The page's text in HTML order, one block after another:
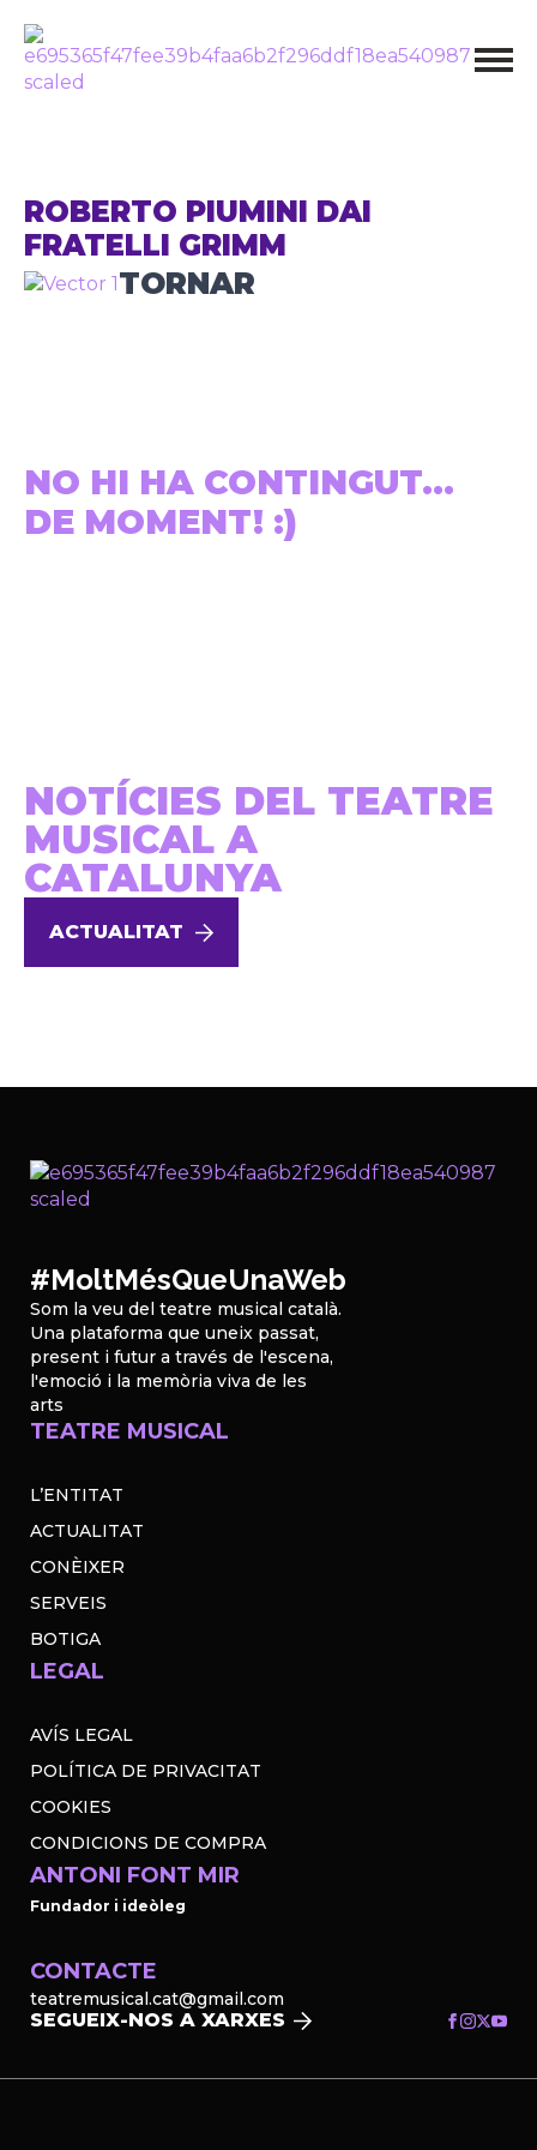
ROBERTO PIUMINI DAI
FRATELLI GRIMM
TORNAR
NO HI HA CONTINGUT...
DE MOMENT! :)
NOTÍCIES DEL TEATRE
MUSICAL A
CATALUNYA
ACTUALITAT
#MoltMésQueUnaWeb
Som la veu del teatre musical català.
Una plataforma que uneix passat,
present i futur a través de l'escena,
l'emoció i la memòria viva de les
arts
TEATRE MUSICAL
L’ENTITAT
ACTUALITAT
CONÈIXER
SERVEIS
BOTIGA
LEGAL
AVÍS LEGAL
POLÍTICA DE PRIVACITAT
COOKIES
CONDICIONS DE COMPRA
ANTONI FONT MIR
Fundador i ideòleg
CONTACTE
teatremusical.cat@gmail.com
SEGUEIX-NOS A XARXES